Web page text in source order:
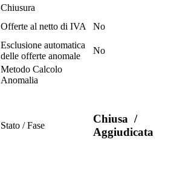
Chiusura
Offerte al netto di IVA
No
Esclusione automatica
delle offerte anomale
No
Metodo Calcolo
Anomalia
Stato / Fase Chiusa /
Aggiudicata